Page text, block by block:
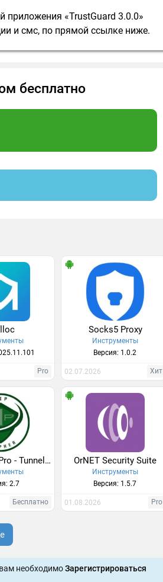
приложения «TrustGuard 3.0.0»
и смс, по прямой ссылке ниже.
бесплатно
Pro
Socks5 Proxy
Инструменты
Версия: 1.0.2
02.07.2026 Хит
VIP Snipher Pro - Tunneling
2.7
Бесплатно
OrNET Security Suite
Инструменты
Версия: 1.5.7
01.08.2026 Pro
необходимоЗарегистрироваться